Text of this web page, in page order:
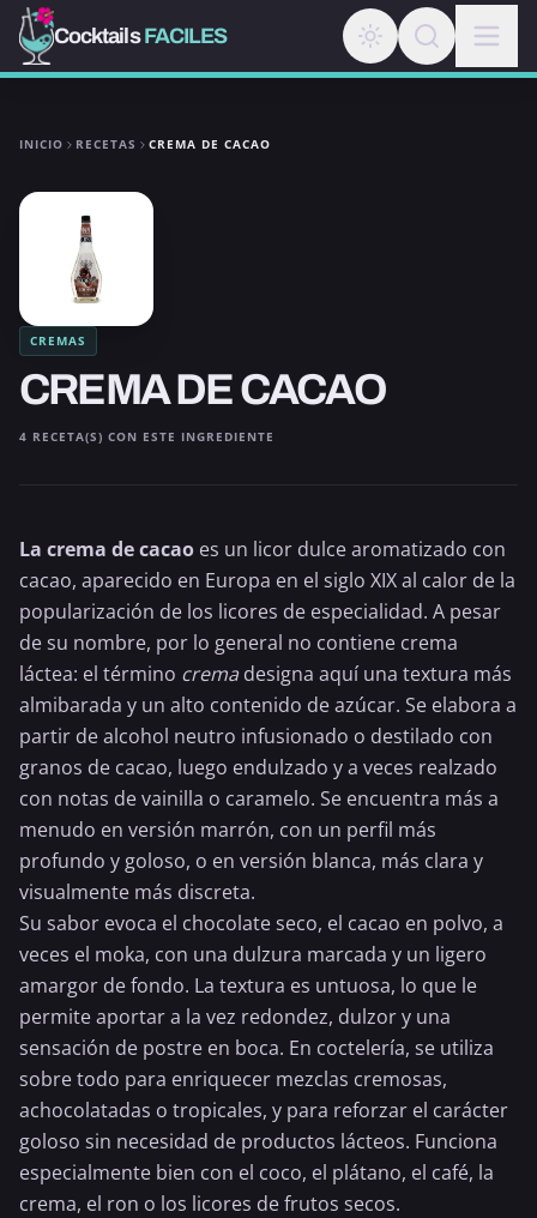
CocktailsFACILES
INICIO RECETAS CREMA DE CACAO
CREMAS
CREMA DE CACAO
4 RECETA(S) CON ESTE INGREDIENTE
La crema de cacao es un licor dulce aromatizado con
cacao, aparecido en Europa en el siglo XIX al calor de la
popularización de los licores de especialidad. A pesar
de su nombre, por lo general no contiene crema
láctea: el término crema designa aquí una textura más
almibarada y un alto contenido de azúcar. Se elabora a
partir de alcohol neutro infusionado o destilado con
granos de cacao, luego endulzado y a veces realzado
con notas de vainilla o caramelo. Se encuentra más a
menudo en versión marrón, con un perfil más
profundo y goloso, o en versión blanca, más clara y
visualmente más discreta.
Su sabor evoca el chocolateseco, el cacao en polvo, a
veces el moka, con una dulzura marcada y un ligero
amargor de fondo. La textura es untuosa, lo que le
permite aportar a la vez redondez, dulzor y una
sensación de postre en boca. En coctelería, se utiliza
sobre todo para enriquecer mezclas cremosas,
achocolatadas o tropicales, y para reforzar el carácter
goloso sin necesidad de productos lácteos. Funciona
especialmente bien con el coco, el plátano, el café, la
crema, el ron o los licores de frutos secos.